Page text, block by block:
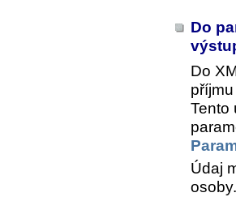
Do
Do
Tento
Údaj
osoby.